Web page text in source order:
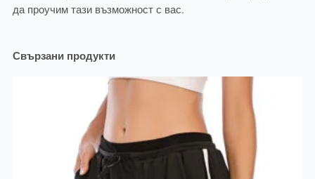
да проучим тази възможност с вас.
Свързани продукти